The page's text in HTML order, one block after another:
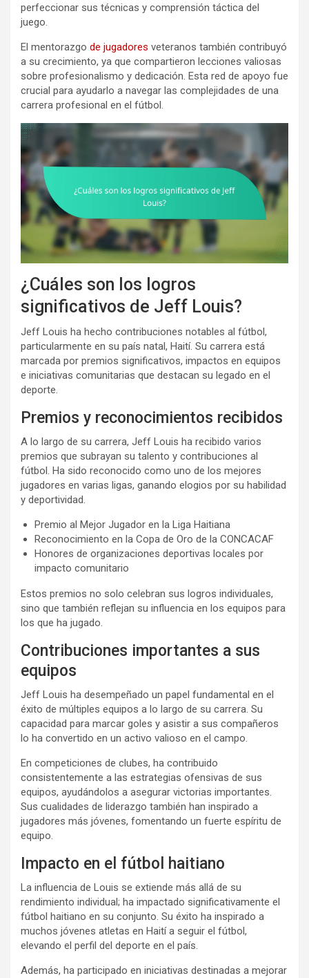
perfeccionar sus técnicas y comprensión táctica del
juego.
El mentorazgo de jugadores veteranos también contribuyó
a su crecimiento, ya que compartieron lecciones valiosas
sobre profesionalismo y dedicación. Esta red de apoyo fue
crucial para ayudarlo a navegar las complejidades de una
carrera profesional en el fútbol.
¿Cuáles son los logros
significativos de Jeff Louis?
Jeff Louis ha hecho contribuciones notables al fútbol,
particularmente en su país natal, Haití. Su carrera está
marcada por premios significativos, impactos en equipos
e iniciativas comunitarias que destacan su legado en el
deporte.
Premios y reconocimientos recibidos
A lo largo de su carrera, Jeff Louis ha recibido varios
premios que subrayan su talento y contribuciones al
fútbol. Ha sido reconocido como uno de los mejores
jugadores en varias ligas, ganando elogios por su habilidad
y deportividad.
Premio al Mejor Jugador en la Liga Haitiana
Reconocimiento en la Copa de Oro de la CONCACAF
Honores de organizaciones deportivas locales por
impacto comunitario
Estos premios no solo celebran sus logros individuales,
sino que también reflejan su influencia en los equipos para
los que ha jugado.
Contribuciones importantes a sus
equipos
Jeff Louis ha desempeñado un papel fundamental en el
éxito de múltiples equipos a lo largo de su carrera. Su
capacidad para marcar goles y asistir a sus compañeros
lo ha convertido en un activo valioso en el campo.
En competiciones de clubes, ha contribuido
consistentemente a las estrategias ofensivas de sus
equipos, ayudándolos a asegurar victorias importantes.
Sus cualidades de liderazgo también han inspirado a
jugadores más jóvenes, fomentando un fuerte espíritu de
equipo.
Impacto en el fútbol haitiano
La influencia de Louis se extiende más allá de su
rendimiento individual; ha impactado significativamente el
fútbol haitiano en su conjunto. Su éxito ha inspirado a
muchos jóvenes atletas en Haití a seguir el fútbol,
elevando el perfil del deporte en el país.
Además, ha participado en iniciativas destinadas a mejorar